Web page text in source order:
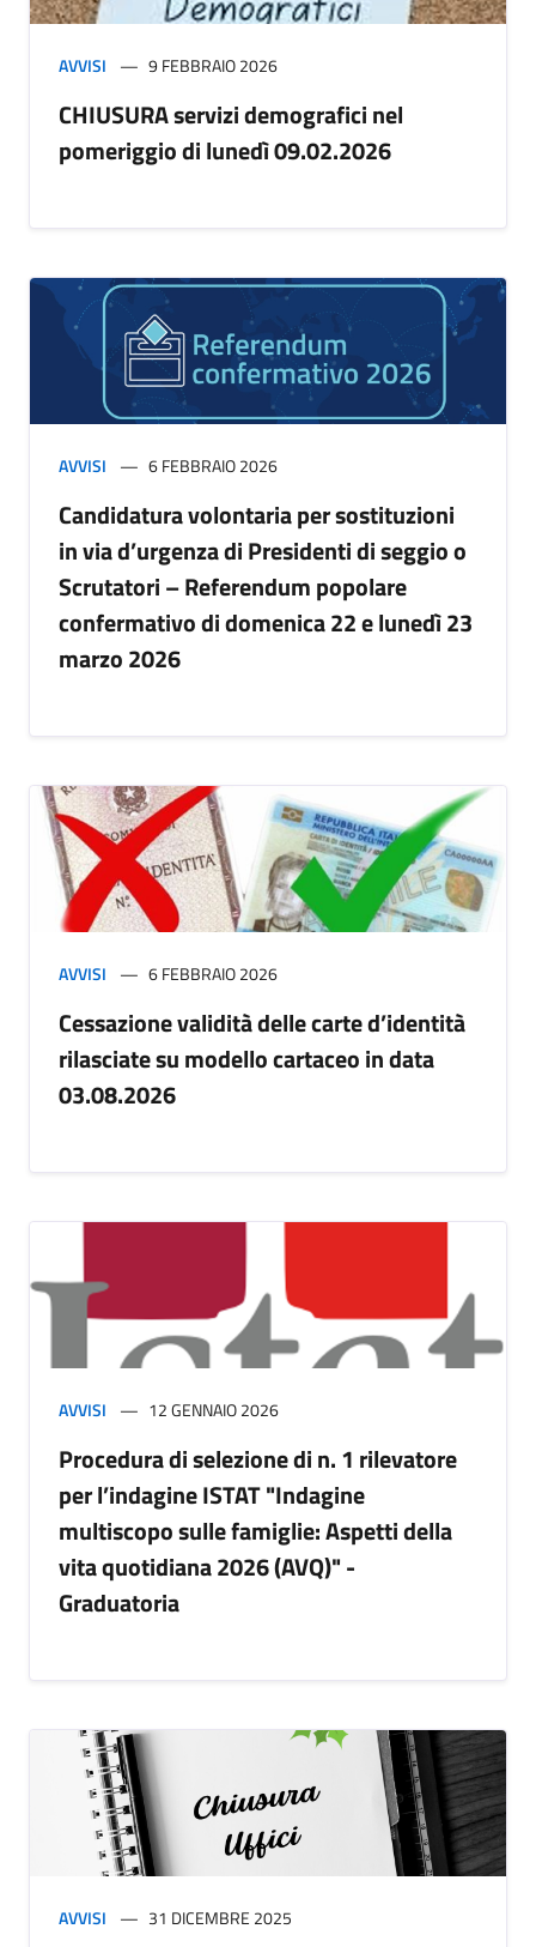
AVVISI 9 FEBBRAIO 2026
CHIUSURA servizi demografici nel
pomeriggio di lunedì 09.02.2026
AVVISI 6 FEBBRAIO 2026
Candidatura volontaria per sostituzioni
in via d’urgenza di Presidenti di seggio o
Scrutatori – Referendum popolare
confermativo di domenica 22 e lunedì 23
marzo 2026
AVVISI 6 FEBBRAIO 2026
Cessazione validità delle carte d’identità
rilasciate su modello cartaceo in data
03.08.2026
AVVISI 12 GENNAIO 2026
Procedura di selezione di n. 1 rilevatore
per l’indagine ISTAT "Indagine
multiscopo sulle famiglie: Aspetti della
vita quotidiana 2026 (AVQ)" -
Graduatoria
AVVISI 31 DICEMBRE 2025